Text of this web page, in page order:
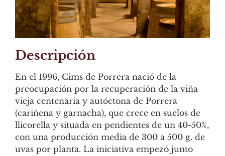
Descripción
En el 1996, Cims de Porrera nació de la
preocupación por la recuperación de la viña
vieja centenaria y autóctona de Porrera
(cariñena y garnacha), que crece en suelos de
llicorella y situada en pendientes de un 40-50%,
con una producción media de 300 a 500 g. de
uvas por planta. La iniciativa empezó junto